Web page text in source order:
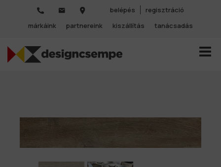
belépés
regisztráció
márkáink
partnereink kiszállítás tanácsadás